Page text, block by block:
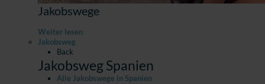
Jakobswege
Weiter lesen
Jakobsweg
Back
Jakobsweg Spanien
Alle Jakobswege in Spanien